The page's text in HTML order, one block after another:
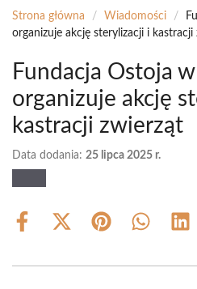
Strona główna / Wiadomości /
organizuje akcję sterylizacji i kastracji
Fundacja Ostoja
organizuje akcję
kastracji zwierząt
Data dodania: 25 lipca 2025 r.
Share
Share
(Twitter)
Share Share